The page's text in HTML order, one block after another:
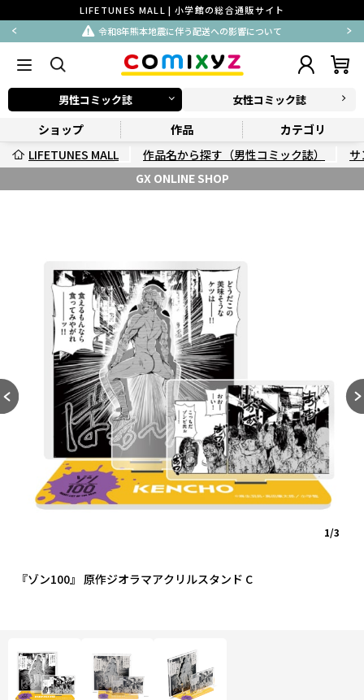
LIFETUNES MALL | 小学館の総合通販サイト
令和8年熊本地震に伴う配送への影響について
男性コミック誌 女性コミック誌
ショップ 作品
カテゴリ
LIFETUNES MALL
作品名から探す（男性コミック誌）
サ
GX ONLINE SHOP
『ゾン100』 原作ジオラマアクリルスタンド C
1/3